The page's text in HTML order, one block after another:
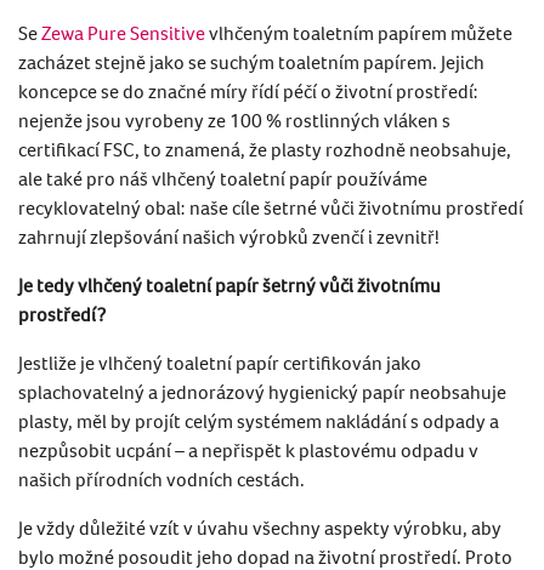
SeZewa Pure Sensitivevlhčeným toaletním papírem můžete
zacházet stejně jako se suchým toaletním papírem. Jejich
koncepce se do značné míry řídí péčí o životní prostředí:
nejenže jsou vyrobeny ze 100 % rostlinných vláken s
certifikací FSC, to znamená, že plasty rozhodně neobsahuje,
ale také pro náš vlhčený toaletní papír používáme
recyklovatelný obal: naše cíle šetrné vůči životnímu prostředí
zahrnují zlepšování našich výrobků zvenčí i zevnitř!
Je tedy vlhčený toaletní papír šetrný vůči životnímu
prostředí?
Jestliže je vlhčený toaletní papír certifikován jako
splachovatelný a jednorázový hygienický papír neobsahuje
plasty, měl by projít celým systémem nakládání s odpady a
nezpůsobit ucpání – a nepřispět k plastovému odpadu v
našich přírodních vodních cestách.
Je vždy důležité vzít v úvahu všechny aspekty výrobku, aby
bylo možné posoudit jeho dopad na životní prostředí. Proto